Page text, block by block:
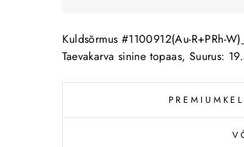
Kuldsõrmus #1100912(Au-R+PRh-
Taevakarva sinine topaas, Suurus: